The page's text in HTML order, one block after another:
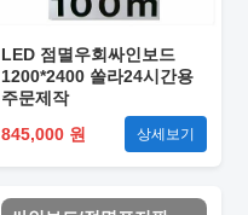
LED 점멸우회싸인보드
1200*2400 쏠라24시간용
주문제작
845,000 원
상세보기